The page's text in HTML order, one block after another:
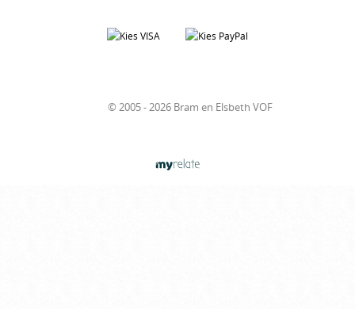
© 2005 - 2026 Bram en Elsbeth VOF